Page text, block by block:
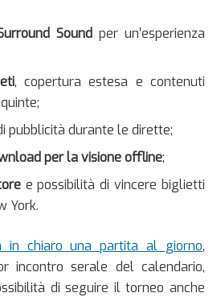
Soundper un’esperienza
, copertura estesa e contenuti
pubblicità durante le dirette;
per la visione offline;
e possibilità di vincere biglietti
York.
in chiaro una partita al giorno,
incontro serale del calendario,
di seguire il torneo anche